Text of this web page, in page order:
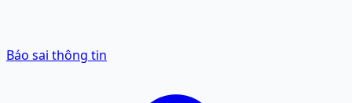
Báo sai thông tin